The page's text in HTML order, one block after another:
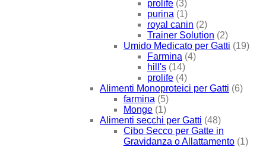
prolife (3)
purina (1)
royal canin (2)
Trainer Solution (2)
Umido Medicato per Gatti (19)
Farmina (4)
hill's (14)
prolife (4)
Alimenti Monoproteici per Gatti (6)
farmina (5)
Monge (1)
Alimenti secchi per Gatti (48)
Cibo Secco per Gatte in
Gravidanza o Allattamento (1)